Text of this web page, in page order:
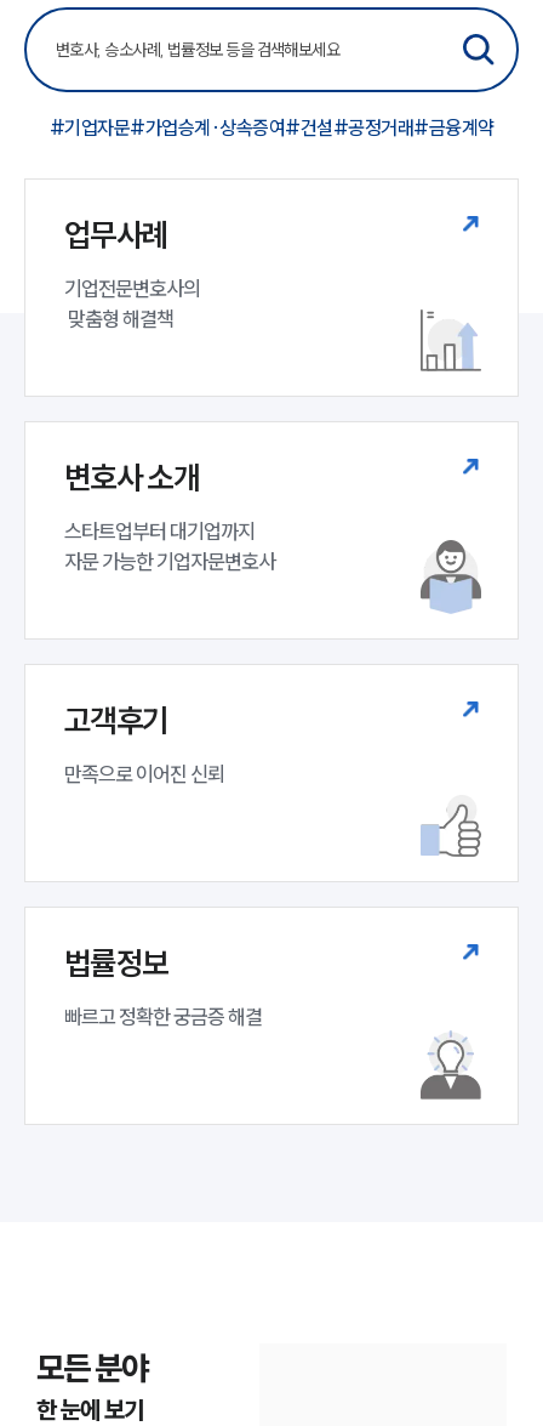
전체
PROFESSIONALS
글로벌 파트너 로펌
통합검색
AI대륜
법률지식인
NEWS
법률서식
뉴스레터/브로슈어
대륜법률상담예약
#기업자문#가업승계·상속증여#건설#공정거래#금융계약
업무사례
기업전문변호사의
맞춤형 해결책
변호사 소개
스타트업부터 대기업까지
자문 가능한 기업자문변호사
고객후기
만족으로 이어진 신뢰
법률정보
빠르고 정확한 궁금증 해결
모든 분야
한 눈에 보기